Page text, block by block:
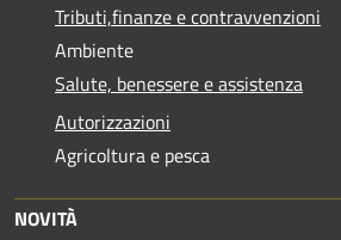
Tributi,finanze e contravvenzioni
Ambiente
Salute, benessere e assistenza
Autorizzazioni
Agricoltura e pesca
NOVITÀ